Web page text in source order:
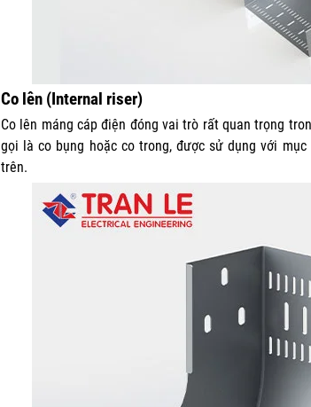
Co lên (Internal riser)
Co lên máng cáp điện đóng vai trò rất quan trọng
gọi làco bụng hoặc co trong, được sử dụng với
trên.